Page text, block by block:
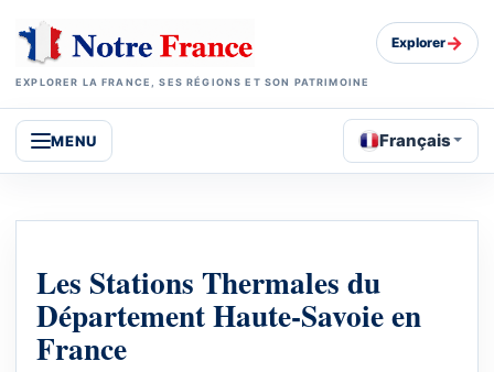
EXPLORER LA FRANCE, SES RÉGIONS ET SON PATRIMOINE
Explorer→
MENU Français
Les Stations Thermales du
Département Haute-Savoie en
France